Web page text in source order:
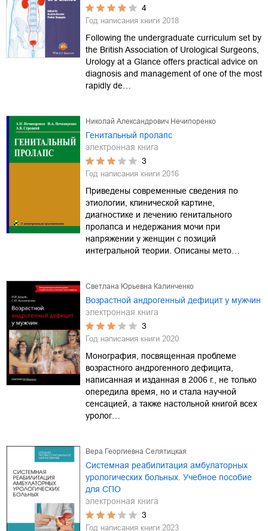
4
Год написания книги 2018
Following the undergraduate curriculum set by
the British Association of Urological Surgeons,
Urology at a Glance offers practical advice on
diagnosis and management of one of the most
rapidly de…
Николай Александрович Нечипоренко
Генитальный пролапс
электронная книга
3
Год написания книги 2016
Приведены современные сведения по
этиологии, клинической картине,
диагностике и лечению генитального
пролапса и недержания мочи при
напряжении у женщин с позиций
интегральной теории. Описаны мето…
Светлана Юрьевна Калинченко
Возрастной андрогенный дефицит у мужчин
электронная книга
3
Год написания книги 2020
Монография, посвященная проблеме
возрастного андрогенного дефицита,
написанная и изданная в 2006 г., не только
опередила время, но и стала научной
сенсацией, а также настольной книгой всех
уролог…
Вера Георгиевна Селятицкая
Системная реабилитация амбулаторных
урологических больных. Учебное пособие
для СПО
электронная книга
3
Год написания книги 2023